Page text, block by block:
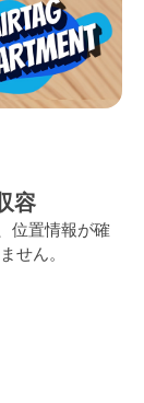
容
位置情報が確
せん。